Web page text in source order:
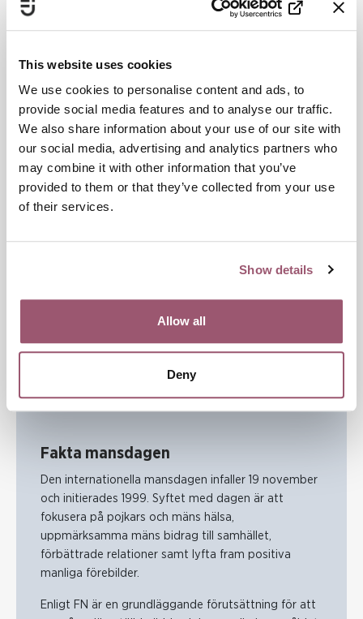
This website uses cookies
We use cookies to personalise content and ads, to
provide social media features and to analyse our traffic.
We also share information about your use of our site with
our social media, advertising and analytics partners who
may combine it with other information that you’ve
provided to them or that they’ve collected from your use
of their services.
Show details
Allow all
Deny
– Vi vet från vår rapport Psykisk ohälsa och andra aspekter
förstärker individens risk för ohälsa. Samtidigt visar
internationell forskning att män som tror på och lever
jämställt oftare än andra män uppger att de är gladare och
har en bättre hälsa, betonar Peter Söderström.
Myndigheten arbetar nu för att skapa bättre förutsättningar
för att män ska kunna engagera sig för att främja
jämställdhet och aktivt vara delaktiga och ta ansvar för att
motverka mäns våld mot kvinnor. Det görs genom
och verksamheter där män aktivt arbetar för en jämställd
praktik och mot våld. Arbetet ligger till grund för en
år, säger Mikael Thörn.
Fakta mansdagen
Den internationella mansdagen infaller 19 november
och initierades 1999. Syftet med dagen är att
fokusera på pojkars och mäns hälsa,
uppmärksamma mäns bidrag till samhället,
förbättrade relationer samt lyfta fram positiva
manliga förebilder.
Enligt FN är en grundläggande förutsättning för att